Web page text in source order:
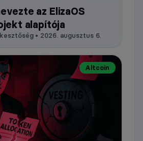
az ElizaOS
alapítója
• 2026. augusztus 6.
Altcoin